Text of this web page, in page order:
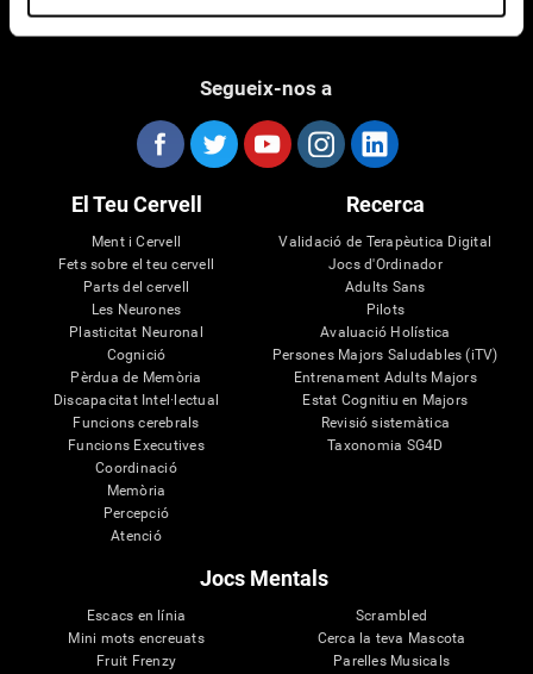
Segueix-nos a
El Teu Cervell
Ment i Cervell
Fets sobre el teu cervell
Parts del cervell
Les Neurones
Plasticitat Neuronal
Cognició
Pèrdua de Memòria
Discapacitat Intel·lectual
Funcions cerebrals
Funcions Executives
Coordinació
Memòria
Percepció
Atenció
Recerca
Validació de Terapèutica Digital
Jocs d'Ordinador
Adults Sans
Pilots
Avaluació Holística
Persones Majors Saludables (iTV)
Entrenament Adults Majors
Estat Cognitiu en Majors
Revisió sistemàtica
Taxonomia SG4D
Jocs Mentals
Escacs en línia
Mini mots encreuats
Fruit Frenzy
Scrambled
Cerca la teva Mascota
Parelles Musicals